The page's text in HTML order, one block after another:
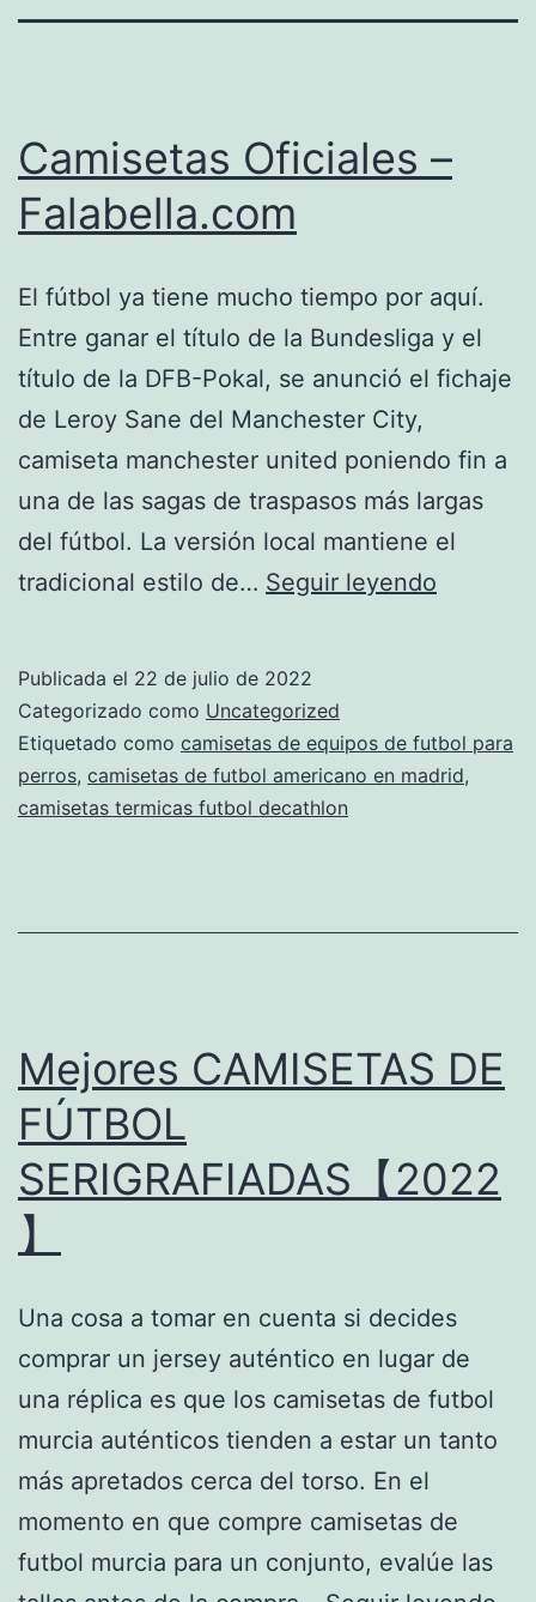
Camisetas Oficiales –
Falabella.com
El fútbol ya tiene mucho tiempo por aquí.
Entre ganar el título de la Bundesliga y el
título de la DFB-Pokal, se anunció el fichaje
de Leroy Sane del Manchester City,
camiseta manchester united poniendo fin a
una de las sagas de traspasos más largas
del fútbol. La versión local mantiene el
tradicional estilo de… Seguir leyendo
Publicada el 22 de julio de 2022
Categorizado como Uncategorized
Etiquetado como camisetas de equipos de futbol para
perros, camisetas de futbol americano en madrid,
camisetas termicas futbol decathlon
Mejores CAMISETAS DE
FÚTBOL
SERIGRAFIADAS【2022
】
Una cosa a tomar en cuenta si decides
comprar un jersey auténtico en lugar de
una réplica es que los camisetas de futbol
murcia auténticos tienden a estar un tanto
más apretados cerca del torso. En el
momento en que compre camisetas de
futbol murcia para un conjunto, evalúe las